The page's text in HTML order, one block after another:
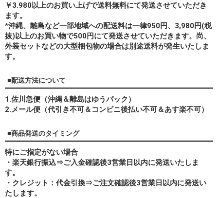
￥3.980以上のお買い上げで送料無料にて発送させていただき
ます。
*沖縄、離島など一部地域への配送料は一律950円、3,980円(税
抜)以上のお買い物で500円にて発送させていただきます。尚、
外装セットなどの大型梱包物の場合は別途送料が発生いたしま
す。
■配送方法について
1.佐川急便（沖縄＆離島はゆうパック）
2.メール便（代引き不可＆コンビニ後払い不可＆あす楽不可）
■商品発送のタイミング
特にご指定がない場合
・楽天銀行振込⇒ご入金確認後3営業日以内に発送いたしま
す。
・クレジット：代金引換⇒ご注文確認後3営業日以内に発送い
たします。